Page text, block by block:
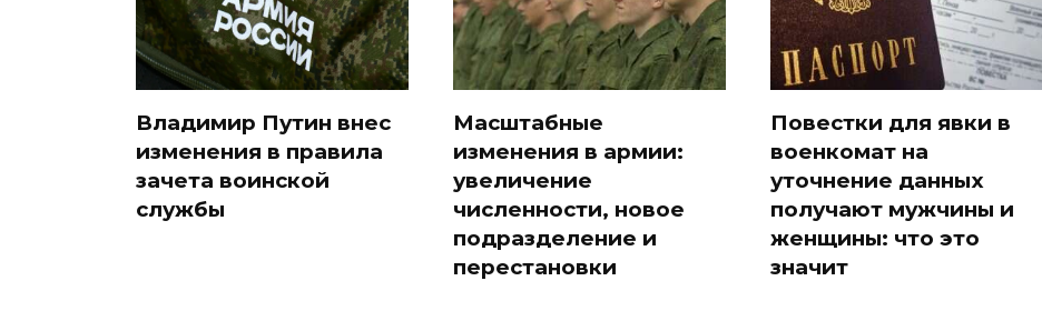
Владимир Путин внес
изменения в правила
зачета воинской
службы
Масштабные
изменения в армии:
увеличение
численности, новое
подразделение и
перестановки
Повестки для явки в
военкомат на
уточнение данных
получают мужчины и
женщины: что это
значит